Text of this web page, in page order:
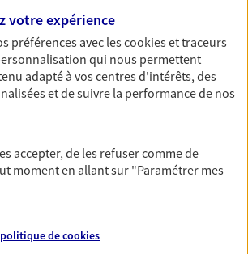
vos locaux, matériels pro,
stocks… sans oublier votre
Multirisque Entreprise
TOUTES NOS OFFRES
votre expérience
préférences avec lescookies et traceurs
qui nous permettent
adapté à vos centres d'intérêts, des
et de suivre la performance de nos
accepter, de les refuser comme de
moment en allant sur "Paramétrer mes
decookies